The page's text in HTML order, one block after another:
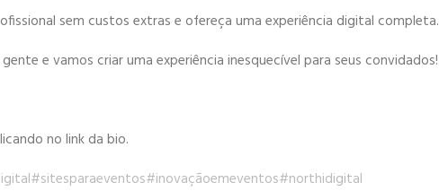
sem custos extras e ofereça uma experiência digital completa.
e vamos criar uma experiência inesquecível para seus convidados!
no link da bio.
#sitesparaeventos#inovaçãoemeventos#northidigital